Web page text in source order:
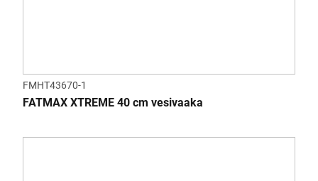
FMHT43670-1
FATMAX XTREME 40 cm vesivaaka